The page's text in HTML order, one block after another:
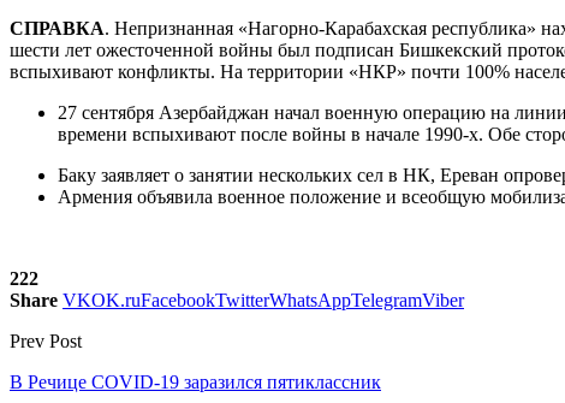
СПРАВКА. Непризнанная «Нагорно-Карабахская республика»
шести лет ожесточенной войны был подписан Бишкекский
вспыхивают конфликты. На территории «НКР» почти 100%
27 сентября Азербайджан начал военную операцию на
времени вспыхивают после войны в начале 1990-х. Обе
Баку заявляет о занятии нескольких сел в НК, Ереван
Армения объявила военное положение и всеобщую
222
Share VKOK.ruFacebookTwitterWhatsAppTelegramViber
Prev Post
В Речице COVID-19 заразился пятиклассник